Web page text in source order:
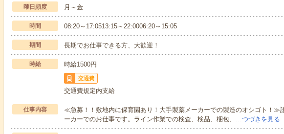
曜日頻度 月～金
時間 08:20～17:0513:15～22:0006:20～15:05
期間 長期でお仕事できる方、大歓迎！
時給 時給1500円
交通費
交通費規定内支給
仕事内容
≪急募！！敷地内に保育園あり！大手製薬メーカーでの製造のオシゴト！≫
ーカーでのお仕事です。ライン作業での検査、検品、梱包、…つづきを見る